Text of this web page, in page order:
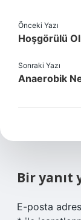
Önceki Yazı
Hoşgörülü
Sonraki Yazı
Anaerobik
Bir yanıt
E-posta